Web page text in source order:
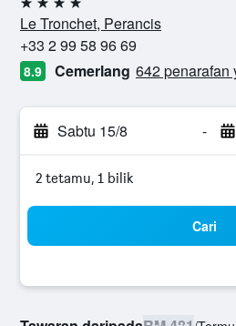
4 bintang
Le Tronchet, Perancis
+33 2 99 58 96 69
8.9 Cemerlang 642 penarafan
Sabtu 15/8 -
2 tetamu, 1 bilik
Cari